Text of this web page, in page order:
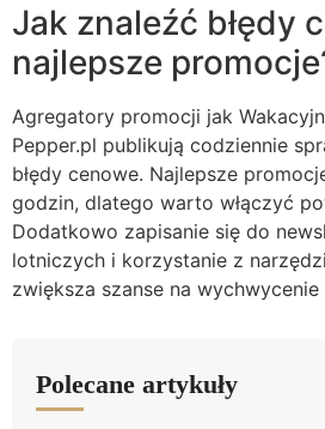
Jak znaleźć błędy
najlepsze
Agregatory promocji jak
Pepper.pl publikują codziennie
błędy cenowe. Najlepsze
godzin, dlatego warto włączyć
Dodatkowo zapisanie się do
lotniczych i korzystanie z
zwiększa szanse na wychwycenie
Polecane artykuły